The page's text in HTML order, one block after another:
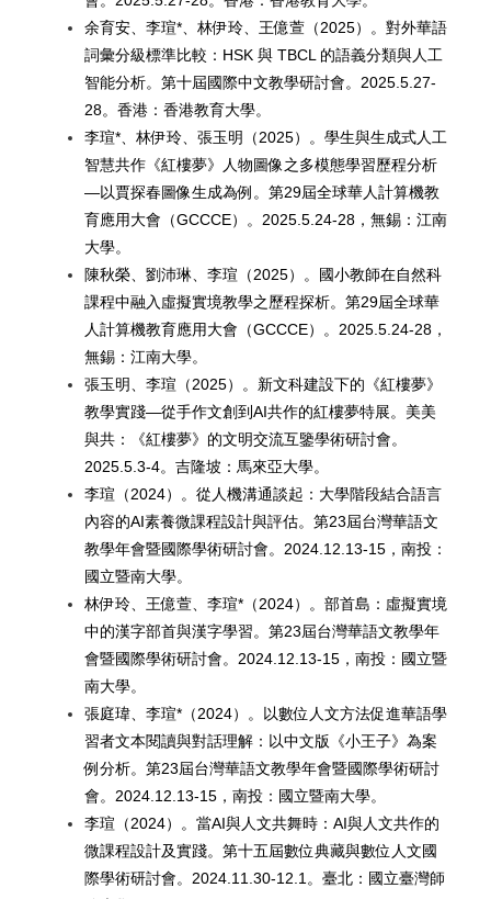
余育安、李瑄*、林伊玲、王億萱（2025）。對外華語
詞彙分級標準比較：HSK 與 TBCL 的語義分類與人工
智能分析。第十屆國際中文教學研討會。2025.5.27-
28。香港：香港教育大學。
李瑄*、林伊玲、張玉明（2025）。學生與生成式人工
智慧共作《紅樓夢》人物圖像之多模態學習歷程分析
—以賈探春圖像生成為例。第29屆全球華人計算機教
育應用大會（GCCCE）。2025.5.24-28，無錫：江南
大學。
陳秋榮、劉沛琳、李瑄（2025）。國小教師在自然科
課程中融入虛擬實境教學之歷程探析。第29屆全球華
人計算機教育應用大會（GCCCE）。2025.5.24-28，
無錫：江南大學。
張玉明、李瑄（2025）。新文科建設下的《紅樓夢》
教學實踐—從手作文創到AI共作的紅樓夢特展。美美
與共：《紅樓夢》的文明交流互鑒學術研討會。
2025.5.3-4。吉隆坡：馬來亞大學。
李瑄（2024）。從人機溝通談起：大學階段結合語言
內容的AI素養微課程設計與評估。第23屆台灣華語文
教學年會暨國際學術研討會。2024.12.13-15，南投：
國立暨南大學。
林伊玲、王億萱、李瑄*（2024）。部首島：虛擬實境
中的漢字部首與漢字學習。第23屆台灣華語文教學年
會暨國際學術研討會。2024.12.13-15，南投：國立暨
南大學。
張庭瑋、李瑄*（2024）。以數位人文方法促進華語學
習者文本閱讀與對話理解：以中文版《小王子》為案
例分析。第23屆台灣華語文教學年會暨國際學術研討
會。2024.12.13-15，南投：國立暨南大學。
李瑄（2024）。當AI與人文共舞時：AI與人文共作的
微課程設計及實踐。第十五屆數位典藏與數位人文國
際學術研討會。2024.11.30-12.1。臺北：國立臺灣師